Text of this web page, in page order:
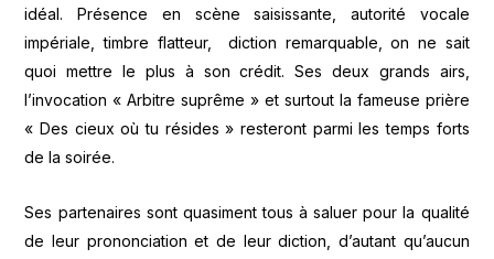
idéal. Présence en scène saisissante, autorité vocale
impériale, timbre flatteur, diction remarquable, on ne sait
quoi mettre le plus à son crédit. Ses deux grands airs,
l’invocation « Arbitre suprême » et surtout la fameuse prière
« Des cieux où tu résides » resteront parmi les temps forts
de la soirée.
Ses partenaires sont quasiment tous à saluer pour la qualité
de leur prononciation et de leur diction, d’autant qu’aucun